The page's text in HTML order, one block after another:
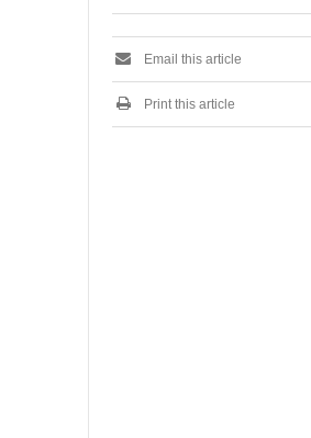
Email this article
Print this article